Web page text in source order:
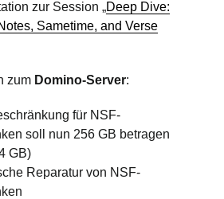
zur Session „Deep Dive:
Sametime, and Verse
zum Domino-Server:
für NSF-
soll nun 256 GB betragen
GB)
Reparatur von NSF-